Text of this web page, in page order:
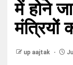
में होने
मंत्रियों
up aajtak